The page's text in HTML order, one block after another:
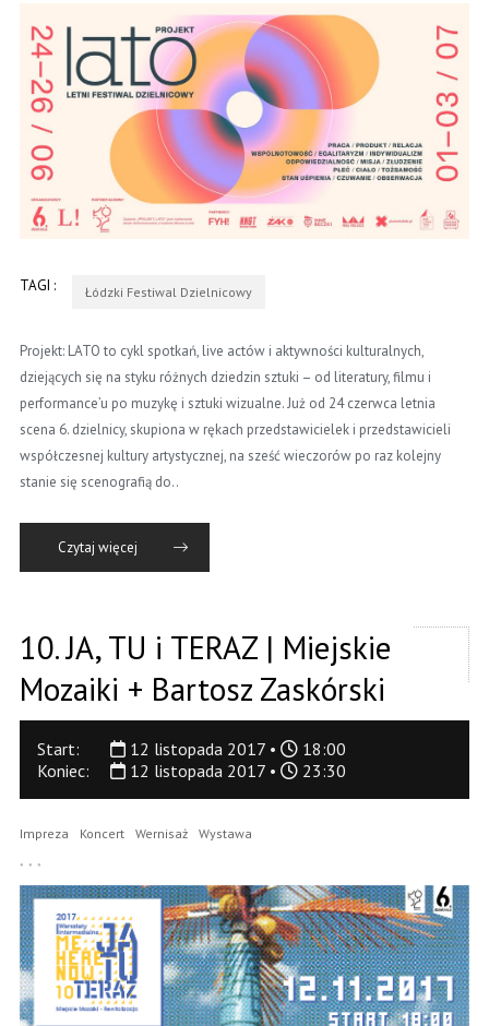
TAGI : Łódzki Festiwal Dzielnicowy
Projekt: LATO to cykl spotkań, live actów i aktywności kulturalnych,
dziejących się na styku różnych dziedzin sztuki – od literatury, filmu i
performance’u po muzykę i sztuki wizualne. Już od 24 czerwca letnia
scena 6. dzielnicy, skupiona w rękach przedstawicielek i przedstawicieli
współczesnej kultury artystycznej, na sześć wieczorów po raz kolejny
stanie się scenografią do..
Czytaj więcej
10. JA, TU i TERAZ | Miejskie
Mozaiki + Bartosz Zaskórski
Start: 12 listopada 2017 •
18:00
Koniec:
12 listopada 2017 • 23:30
Impreza Koncert Wernisaż Wystawa